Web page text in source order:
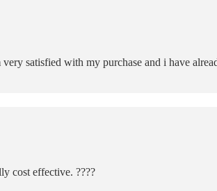
satisfied with my purchase and i have
cost effective. ????